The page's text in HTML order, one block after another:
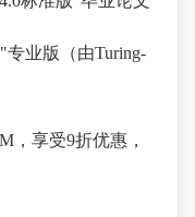
专业版（由Turing-
，享受9折优惠，